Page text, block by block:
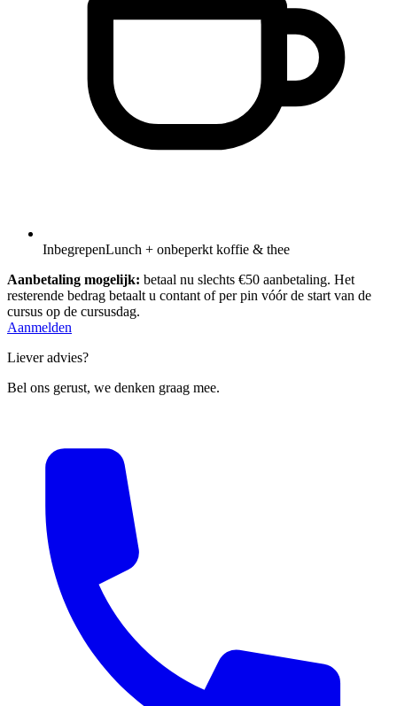
InbegrepenLunch + onbeperkt koffie & thee
Aanbetaling mogelijk: betaal nu slechts €50 aanbetaling. Het
resterende bedrag betaalt u contant of per pin vóór de start van de
cursus op de cursusdag.
Aanmelden
Liever advies?
Bel ons gerust, we denken graag mee.